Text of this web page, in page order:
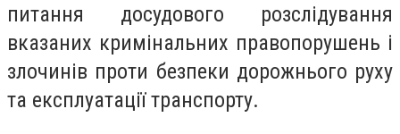
питання досудового розслідування
вказаних кримінальних правопорушень і
злочинів проти безпеки дорожнього руху
та експлуатації транспорту.